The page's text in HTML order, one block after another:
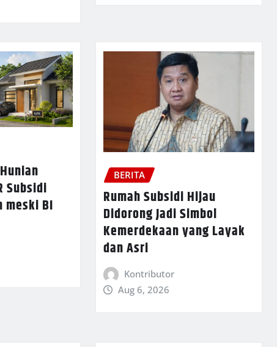
Subsidi
meski BI
BERITA
Rumah Subsidi Hijau
Didorong Jadi Simbol
Kemerdekaan yang Layak
dan Asri
Kontributor
Aug 6, 2026